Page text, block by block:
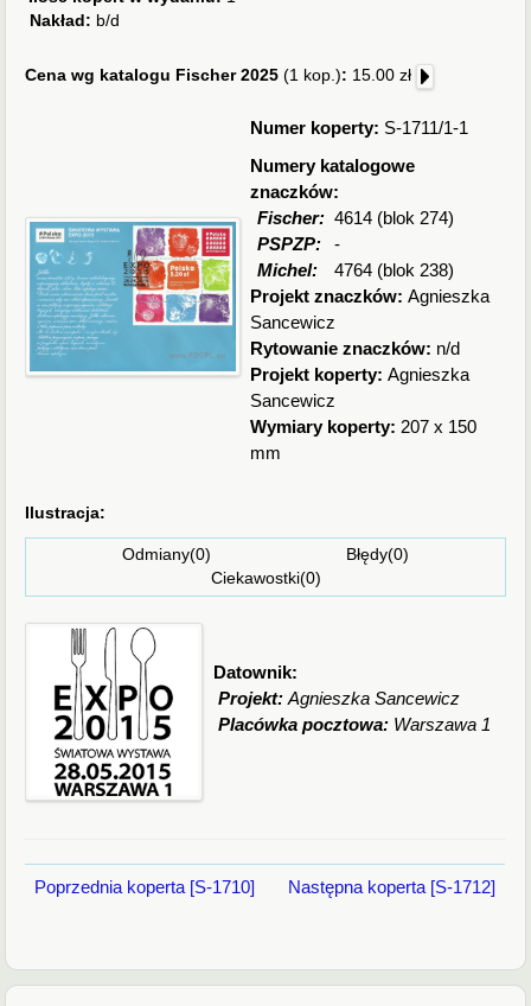
Nakład: b/d
Cena wg katalogu Fischer 2025(1 kop.): 15.00 zł
Numer koperty: S-1711/1-1
Numery katalogowe
znaczków:
Fischer: 4614 (blok 274)
PSPZP:
-
Michel:
4764 (blok 238)
Projekt znaczków:Agnieszka
Sancewicz
Rytowanie znaczków: n/d
Projekt koperty:Agnieszka
Sancewicz
Wymiary koperty: 207 x 150
mm
Ilustracja:
Odmiany(0) Błędy(0)
Ciekawostki(0)
Datownik:
Projekt:Agnieszka Sancewicz
Placówka pocztowa: Warszawa 1
Poprzednia koperta [S-1710] Następna koperta [S-1712]